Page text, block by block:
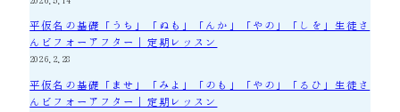
平仮名の基礎「うち」「ぬも」「んか」「やの」「しを」生徒さ
んビフォーアフター｜定期レッスン
2026.2.28
平仮名の基礎「ませ」「みよ」「のも」「やの」「るひ」生徒さ
んビフォーアフター｜定期レッスン